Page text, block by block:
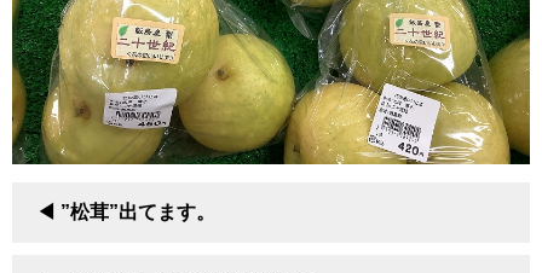
”松茸”出てます。